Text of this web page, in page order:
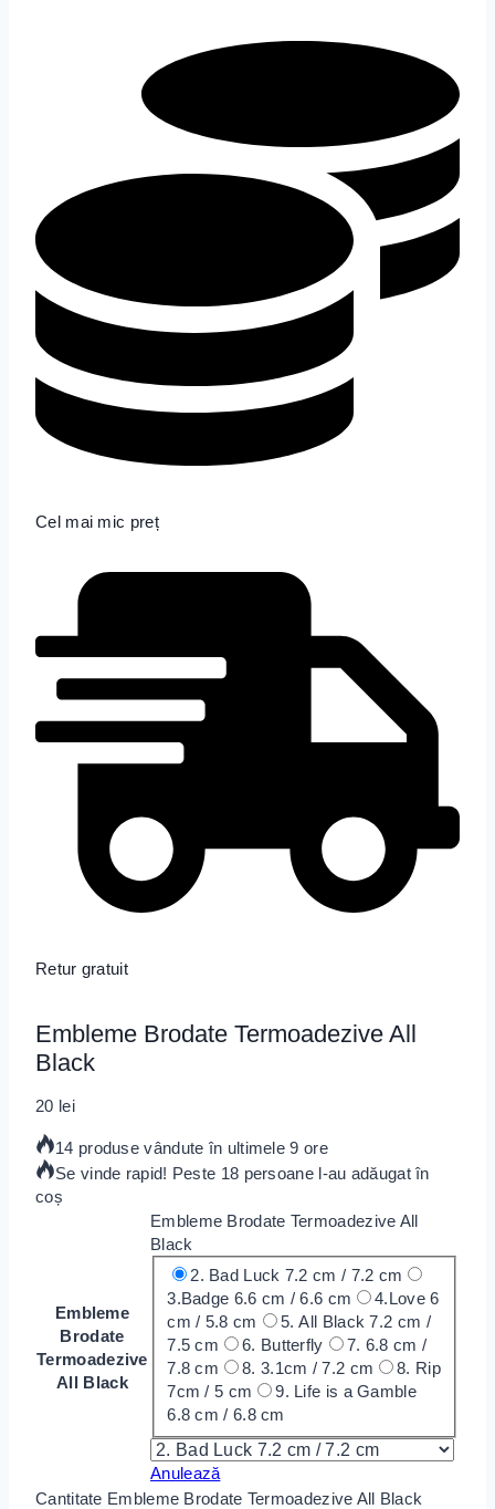
Cel mai mic preț
Retur gratuit
Embleme Brodate Termoadezive All
Black
20 lei
14 produse vândute în ultimele 9 ore
Se vinde rapid! Peste 18 persoane l-au adăugat în
coș
Embleme
Brodate
Termoadezive
All Black
Embleme Brodate Termoadezive All
Black
2. Bad Luck 7.2 cm / 7.2 cm
3.Badge 6.6 cm / 6.6 cm
4.Love 6
cm / 5.8 cm
5. All Black 7.2 cm /
7.5 cm
6. Butterfly
7. 6.8 cm /
7.8 cm
8. 3.1cm / 7.2 cm
8. Rip
7cm / 5 cm
9. Life is a Gamble
6.8 cm / 6.8 cm
Anulează
Cantitate Embleme Brodate Termoadezive All Black